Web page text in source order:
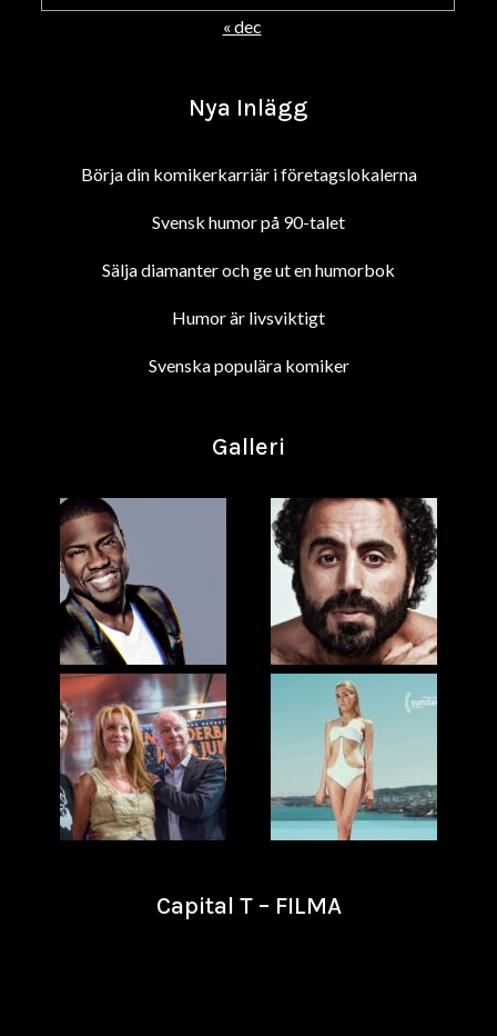
« dec
Nya Inlägg
Börja din komikerkarriär i företagslokalerna
Svensk humor på 90-talet
Sälja diamanter och ge ut en humorbok
Humor är livsviktigt
Svenska populära komiker
Galleri
Capital T – FILMA